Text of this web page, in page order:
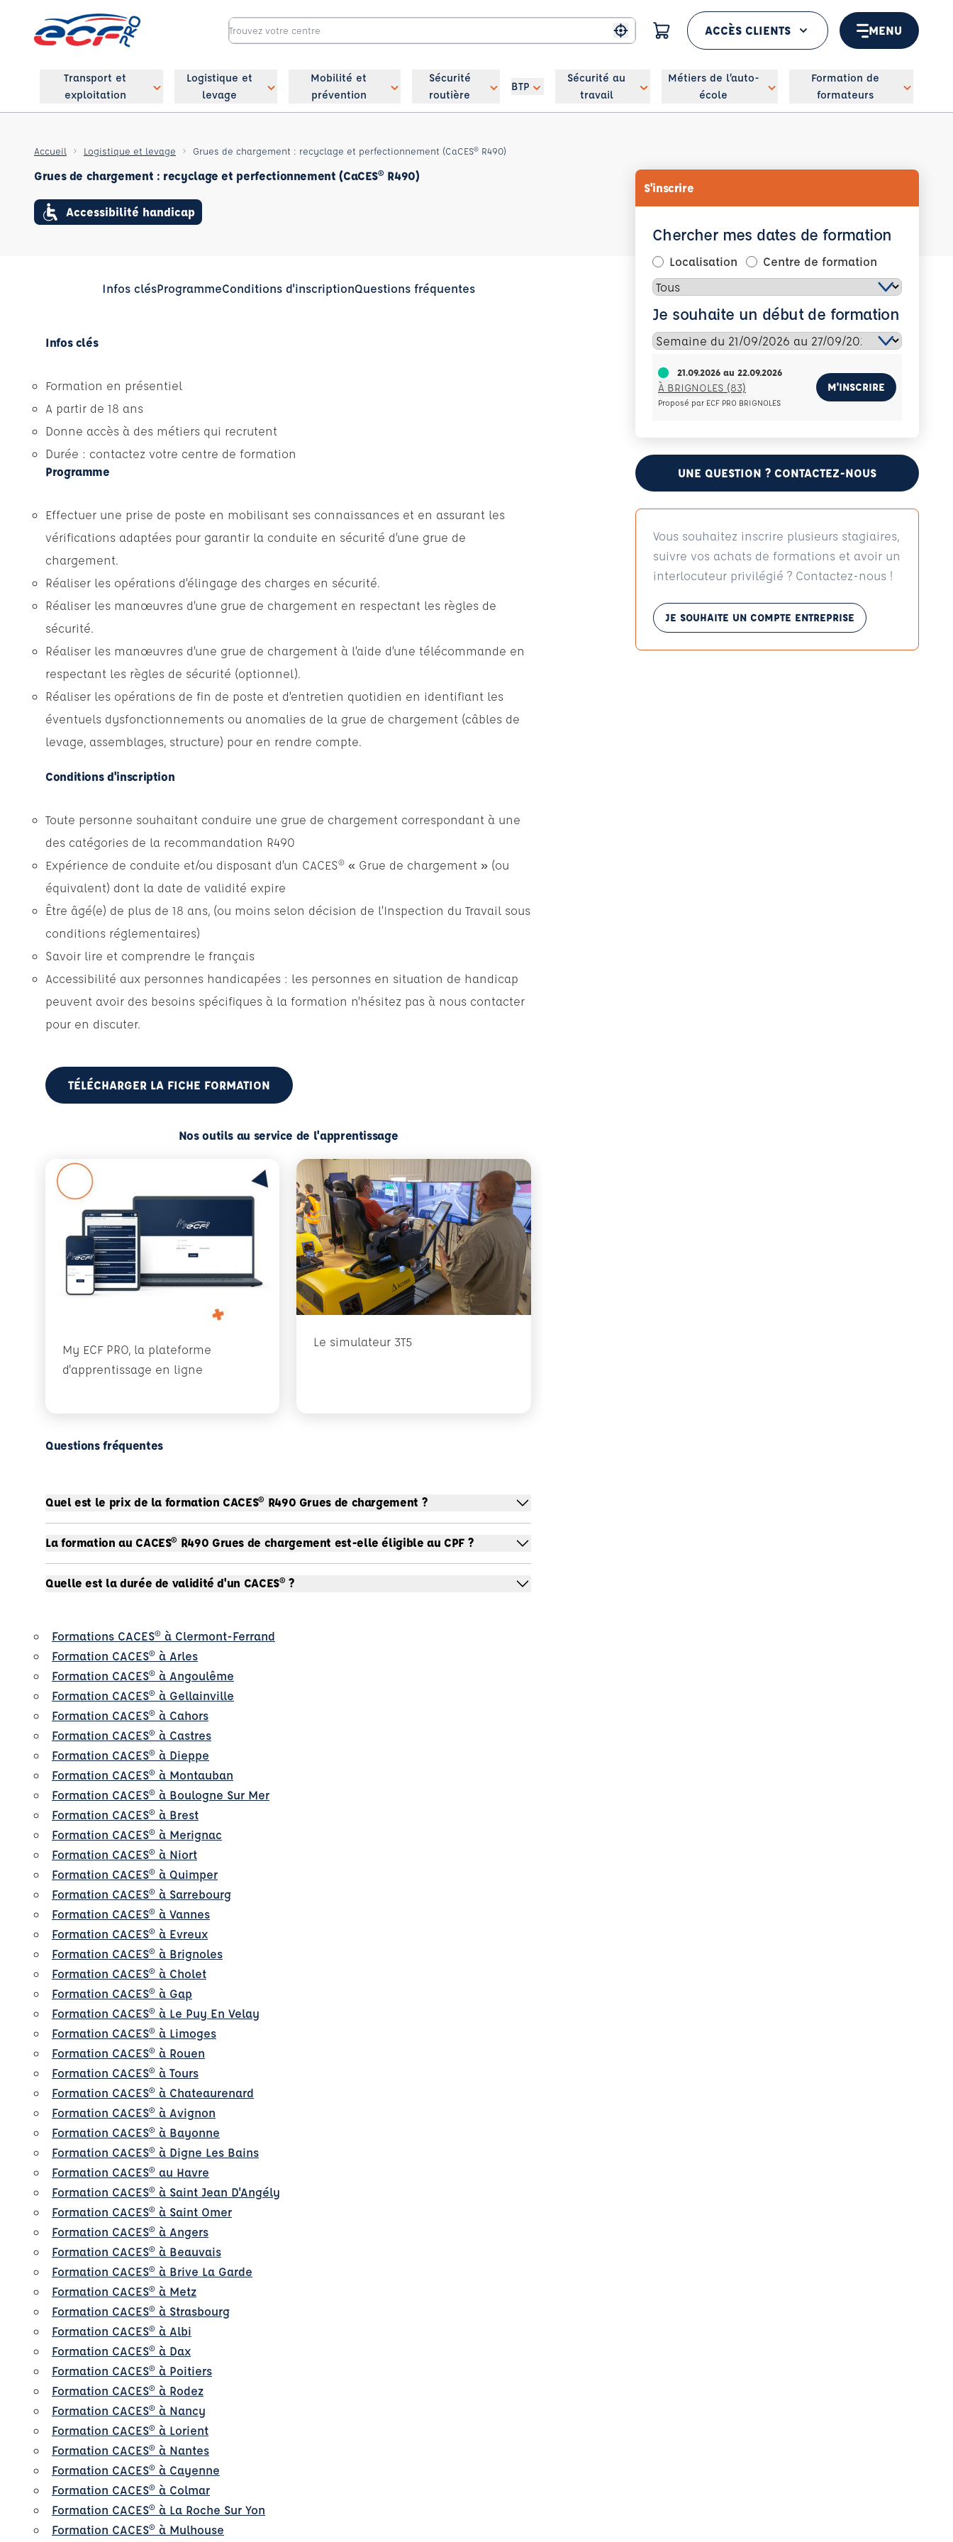
Me géolocaliser
ACCÈS CLIENTS MENU
Transport et
exploitation
Logistique et
levage
Mobilité et
prévention
Sécurité
routière
BTP
Sécurité au
travail
Métiers de l’auto-
école
Formation de
formateurs
Accueil Logistique et levage Grues de chargement : recyclage et perfectionnement (CaCES® R490)
Grues de chargement : recyclage et perfectionnement (CaCES® R490)
Accessibilité handicap
Infos clésProgrammeConditions d'inscriptionQuestions fréquentes
Infos clés
Formation en présentiel
A partir de 18 ans
Donne accès à des métiers qui recrutent
Durée : contactez votre centre de formation
Programme
Effectuer une prise de poste en mobilisant ses connaissances et en assurant les
vérifications adaptées pour garantir la conduite en sécurité d’une grue de
chargement.
Réaliser les opérations d’élingage des charges en sécurité.
Réaliser les manœuvres d’une grue de chargement en respectant les règles de
sécurité.
Réaliser les manœuvres d’une grue de chargement à l’aide d’une télécommande en
respectant les règles de sécurité (optionnel).
Réaliser les opérations de fin de poste et d’entretien quotidien en identifiant les
éventuels dysfonctionnements ou anomalies de la grue de chargement (câbles de
levage, assemblages, structure) pour en rendre compte.
Conditions d'inscription
Toute personne souhaitant conduire une grue de chargement correspondant à une
des catégories de la recommandation R490
Expérience de conduite et/ou disposant d’un CACES® « Grue de chargement » (ou
équivalent) dont la date de validité expire
Être âgé(e) de plus de 18 ans, (ou moins selon décision de l’Inspection du Travail sous
conditions réglementaires)
Savoir lire et comprendre le français
Accessibilité aux personnes handicapées : les personnes en situation de handicap
peuvent avoir des besoins spécifiques à la formation n’hésitez pas à nous contacter
pour en discuter.
TÉLÉCHARGER LA FICHE FORMATION
Nos outils au service de l'apprentissage
My ECF PRO, la plateforme
d'apprentissage en ligne
Le simulateur 3T5
Questions fréquentes
Quel est le prix de la formation CACES® R490 Grues de chargement ?
La formation au CACES® R490 Grues de chargement est-elle éligible au CPF ?
Quelle est la durée de validité d'un CACES® ?
Formations CACES® à Clermont-Ferrand
Formation CACES® à Arles
Formation CACES® à Angoulême
Formation CACES® à Gellainville
Formation CACES® à Cahors
Formation CACES® à Castres
Formation CACES® à Dieppe
Formation CACES® à Montauban
Formation CACES® à Boulogne Sur Mer
Formation CACES® à Brest
Formation CACES® à Merignac
Formation CACES® à Niort
Formation CACES® à Quimper
Formation CACES® à Sarrebourg
Formation CACES® à Vannes
Formation CACES® à Evreux
Formation CACES® à Brignoles
Formation CACES® à Cholet
Formation CACES® à Gap
Formation CACES® à Le Puy En Velay
Formation CACES® à Limoges
Formation CACES® à Rouen
Formation CACES® à Tours
Formation CACES® à Chateaurenard
Formation CACES® à Avignon
Formation CACES® à Bayonne
Formation CACES® à Digne Les Bains
Formation CACES® au Havre
Formation CACES® à Saint Jean D'Angély
Formation CACES® à Saint Omer
Formation CACES® à Angers
Formation CACES® à Beauvais
Formation CACES® à Brive La Garde
Formation CACES® à Metz
Formation CACES® à Strasbourg
Formation CACES® à Albi
Formation CACES® à Dax
Formation CACES® à Poitiers
Formation CACES® à Rodez
Formation CACES® à Nancy
Formation CACES® à Lorient
Formation CACES® à Nantes
Formation CACES® à Cayenne
Formation CACES® à Colmar
Formation CACES® à La Roche Sur Yon
Formation CACES® à Mulhouse
S'inscrire
Chercher mes dates de formation
Localisation Centre de formation
Je souhaite un début de formation
21.09.2026 au 22.09.2026
À BRIGNOLES (83)
Proposé par ECF PRO BRIGNOLES
M'INSCRIRE
UNE QUESTION ? CONTACTEZ-NOUS
Vous souhaitez inscrire plusieurs stagiaires,
suivre vos achats de formations et avoir un
interlocuteur privilégié ? Contactez-nous !
JE SOUHAITE UN COMPTE ENTREPRISE